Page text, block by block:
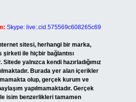
Skype: live:.cid.575569c608265c69
sitesi, herhangi bir marka,
şirketi ile hiçbir bağlantısı
yalnızca kendi hazırladığımız
Burada yer alan içerikler
olup, gerçek kurum ve
yapılmamaktadır. Gerçek
isim benzerlikleri tamamen